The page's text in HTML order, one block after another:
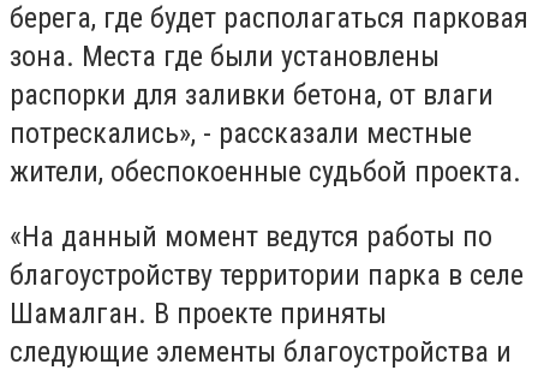
берега, где будет располагаться парковая
зона. Места где были установлены
распорки для заливки бетона, от влаги
потрескались», - рассказали местные
жители, обеспокоенные судьбой проекта.
«На данный момент ведутся работы по
благоустройству территории парка в селе
Шамалган. В проекте приняты
следующие элементы благоустройства и